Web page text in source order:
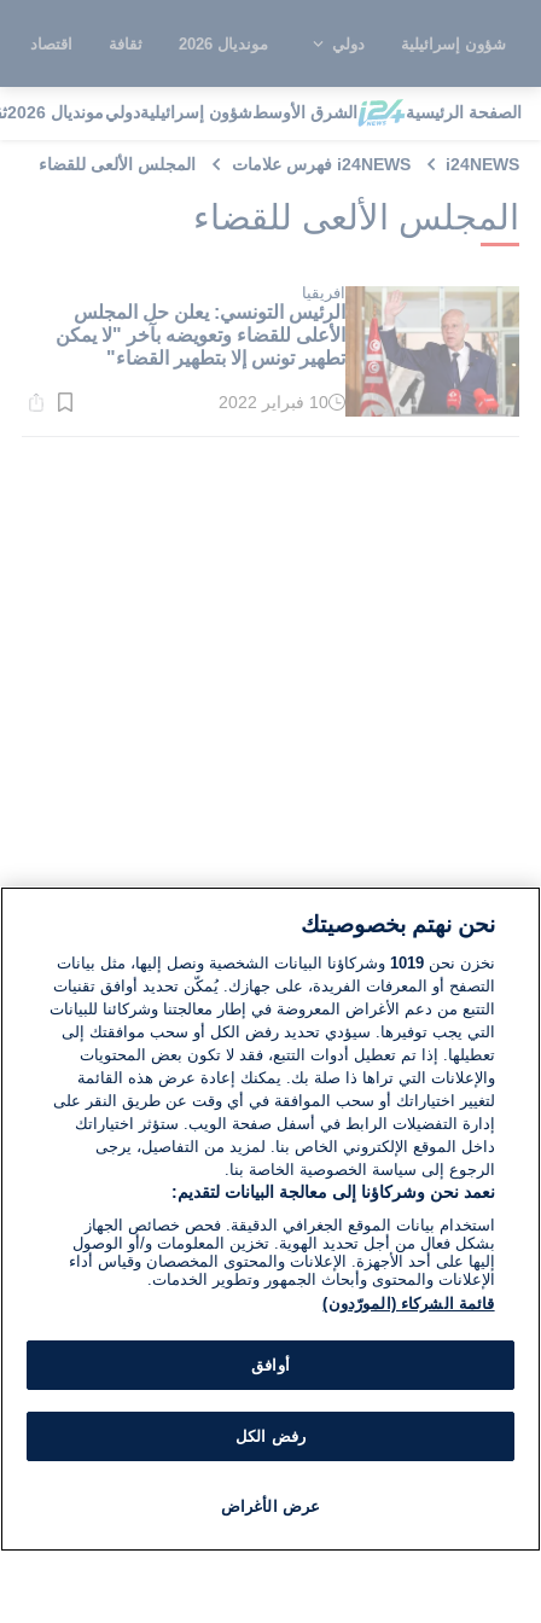
شؤون إسرائيلية دولي مونديال 2026 ثقافة اقتصاد
الصفحة الرئيسية الشرق الأوسطشؤون إسرائيليةدوليمونديال 2026
i24NEWS i24NEWS فهرس علامات المجلس الألعى للقضاء
المجلس الألعى للقضاء
افريقيا
الرئيس التونسي: يعلن حل المجلس
الأعلى للقضاء وتعويضه بآخر "لا يمكن
تطهير تونس إلا بتطهير القضاء"
وقت
10 فبراير 2022
نحن نهتم بخصوصيتك
نخزن نحن1019 وشركاؤنا البيانات الشخصية ونصل إليها، مثل بيانات
التصفح أو المعرفات الفريدة، على جهازك. يُمكّن تحديد أوافق تقنيات
التتبع من دعم الأغراض المعروضة في إطار معالجتنا وشركائنا للبيانات
التي يجب توفيرها. سيؤدي تحديد رفض الكل أو سحب موافقتك إلى
تعطيلها. إذا تم تعطيل أدوات التتبع، فقد لا تكون بعض المحتويات
والإعلانات التي تراها ذا صلة بك. يمكنك إعادة عرض هذه القائمة
لتغيير اختياراتك أو سحب الموافقة في أي وقت عن طريق النقر على
إدارة التفضيلات الرابط في أسفل صفحة الويب. ستؤثر اختياراتك
داخل الموقع الإلكتروني الخاص بنا. لمزيد من التفاصيل، يرجى
الرجوع إلى سياسة الخصوصية الخاصة بنا.
نعمد نحن وشركاؤنا إلى معالجة البيانات لتقديم:
استخدام بيانات الموقع الجغرافي الدقيقة. فحص خصائص الجهاز
بشكل فعال من أجل تحديد الهوية. تخزين المعلومات و/أو الوصول
إليها على أحد الأجهزة. الإعلانات والمحتوى المخصصان وقياس أداء
الإعلانات والمحتوى وأبحاث الجمهور وتطوير الخدمات.
قائمة الشركاء (المورّدون)
أوافق
رفض الكل
عرض الأغراض